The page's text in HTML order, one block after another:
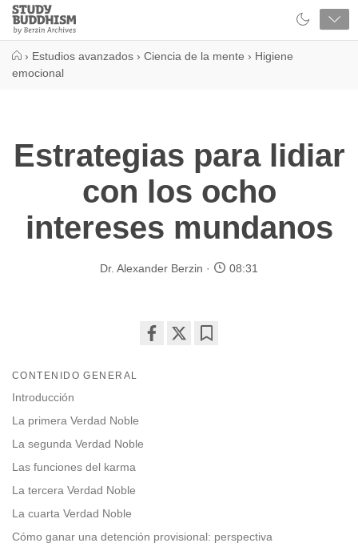
Close
Study
Buddhism
› Estudios avanzados › Ciencia de la mente › Higiene
emocional
Estrategias para lidiar
con los ocho
intereses mundanos
Dr. Alexander Berzin 08:31
CONTENIDO GENERAL
Introducción
La primera Verdad Noble
La segunda Verdad Noble
Las funciones del karma
La tercera Verdad Noble
La cuarta Verdad Noble
Cómo ganar una detención provisional: perspectiva